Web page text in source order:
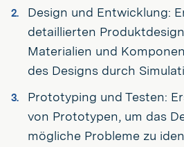
Design und Entwicklung:
detaillierten
Materialien und
des Designs durch
Prototyping und Testen:
von Prototypen, um das
mögliche Probleme zu